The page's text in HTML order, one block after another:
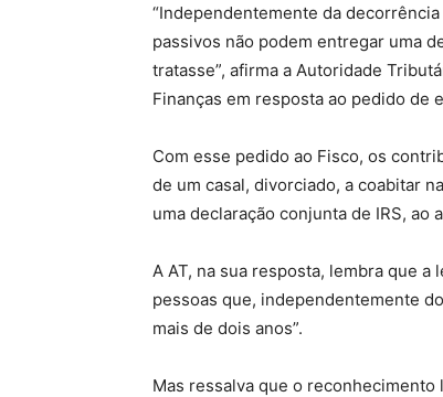
“Independentemente da
passivos não podem entregar uma
tratasse”, afirma a Autoridade
Finanças em resposta ao pedido de
Com esse pedido ao Fisco, os
de um casal, divorciado, a coabitar
uma declaração conjunta de IRS,
A AT, na sua resposta, lembra que
pessoas que, independentemente
mais de dois anos”.
Mas ressalva que o